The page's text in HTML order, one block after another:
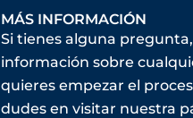
MÁS INFORMACIÓN
Si tienes alguna
información sobre
quieres empezar el
dudes en visitar nuestra